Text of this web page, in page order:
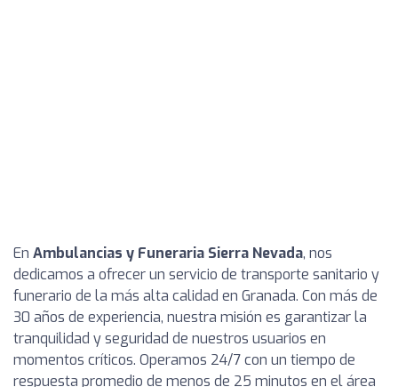
En Ambulancias y Funeraria Sierra Nevada, nos
dedicamos a ofrecer un servicio de transporte sanitario y
funerario de la más alta calidad en Granada. Con más de
30 años de experiencia, nuestra misión es garantizar la
tranquilidad y seguridad de nuestros usuarios en
momentos críticos. Operamos 24/7 con un tiempo de
respuesta promedio de menos de 25 minutos en el área